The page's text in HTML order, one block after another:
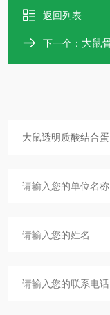
返回列表
下一个： 大鼠